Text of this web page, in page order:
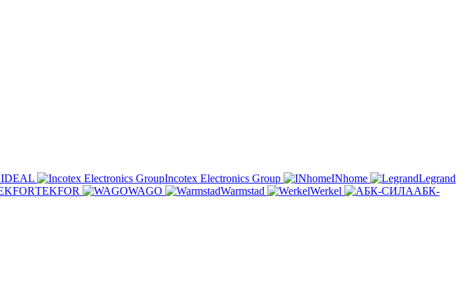
IDEAL Incotex Electronics Group INhome
Legrand
TEKFOR WAGO Warmstad Werkel
АБК-